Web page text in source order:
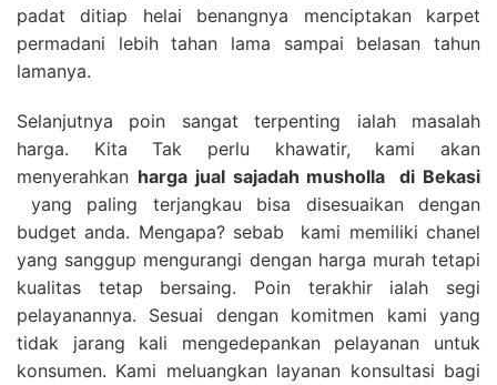
padat ditiap helai benangnya menciptakan karpet
permadani lebih tahan lama sampai belasan tahun
lamanya.
Selanjutnya poin sangat terpenting ialah masalah
harga. Kita Tak perlu khawatir, kami akan
menyerahkan harga jual sajadah musholla
di Bekasi
yang paling terjangkau bisa disesuaikan dengan
budget anda. Mengapa? sebab kami memiliki chanel
yang sanggup mengurangi dengan harga murah tetapi
kualitas tetap bersaing. Poin terakhir ialah segi
pelayanannya. Sesuai dengan komitmen kami yang
tidak jarang kali mengedepankan pelayanan untuk
konsumen. Kami meluangkan layanan konsultasi bagi